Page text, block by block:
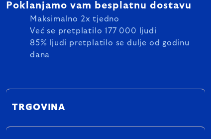
Poklanjamo vam besplatnu dostavu
Maksimalno 2x tjedno
Već se pretplatilo 177 000 ljudi
85% ljudi pretplatilo se dulje od godinu
dana
TRGOVINA